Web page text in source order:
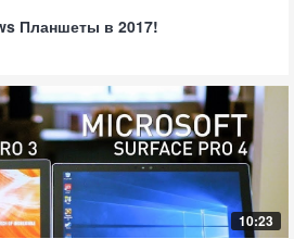
Планшеты в 2017!
10:23